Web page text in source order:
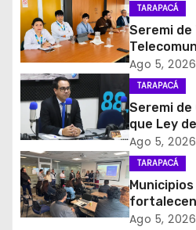
c
i
ó
n
d
e
e
TARAPACÁ
Seremi
primera
para el
desuso en
Ago 5, 2026
TARAPACÁ
Seremi
que Ley
Nacional
y el
Ago 5, 2026
TARAPACÁ
de agua
Ago 5, 2026